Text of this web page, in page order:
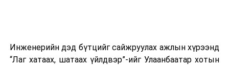
Инженерийн дэд бүтцийг сайжруулах ажлын хүрээнд
“Лаг хатаах, шатаах үйлдвэр”-ийг Улаанбаатар хотын